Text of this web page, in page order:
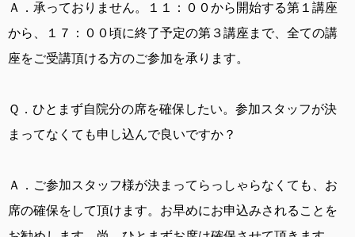
Ａ． 承っておりません。１１：００から開始する第１講座
から、１７：００頃に終了予定の第３講座まで、全ての講
座をご受講頂ける方のご参加を承ります。
Ｑ． ひとまず自院分の席を確保したい。参加スタッフが決
まってなくても申し込んで良いですか？
Ａ． ご参加スタッフ様が決まってらっしゃらなくても、お
席の確保をして頂けます。お早めにお申込みされることを